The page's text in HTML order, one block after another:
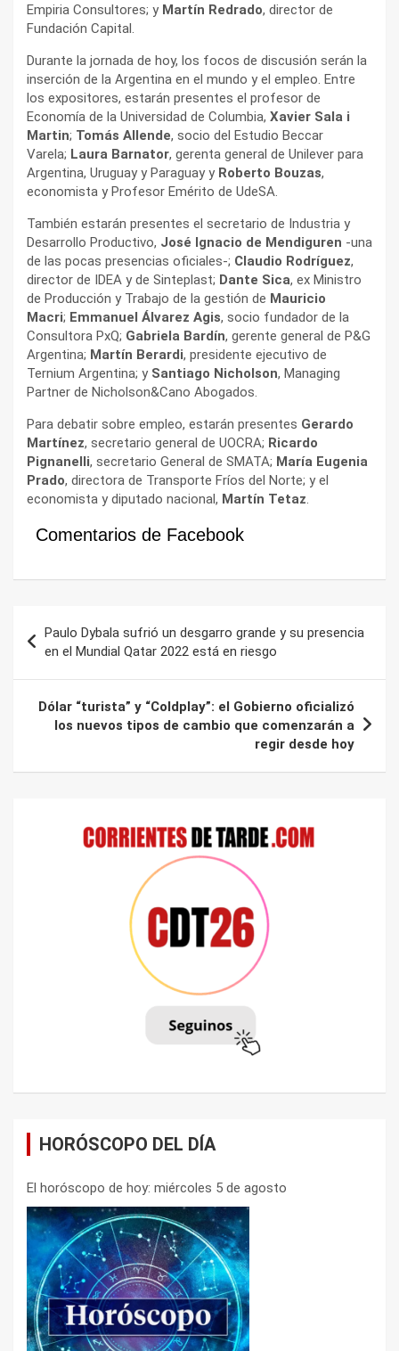
Empiria Consultores; y Martín Redrado, director de
Fundación Capital.
Durante la jornada de hoy, los focos de discusión serán la
inserción de la Argentina en el mundo y el empleo. Entre
los expositores, estarán presentes el profesor de
Economía de la Universidad de Columbia, Xavier Sala i
Martin; Tomás Allende, socio del Estudio Beccar
Varela; Laura Barnator, gerenta general de Unilever para
Argentina, Uruguay y Paraguay y Roberto Bouzas,
economista y Profesor Emérito de UdeSA.
También estarán presentes el secretario de Industria y
Desarrollo Productivo, José Ignacio de Mendiguren -una
de las pocas presencias oficiales-; Claudio Rodríguez,
director de IDEA y de Sinteplast; Dante Sica, ex Ministro
de Producción y Trabajo de la gestión de Mauricio
Macri; Emmanuel Álvarez Agis, socio fundador de la
Consultora PxQ; Gabriela Bardín, gerente general de P&G
Argentina; Martín Berardi, presidente ejecutivo de
Ternium Argentina; y Santiago Nicholson, Managing
Partner de Nicholson&Cano Abogados.
Para debatir sobre empleo, estarán presentes Gerardo
Martínez, secretario general de UOCRA; Ricardo
Pignanelli, secretario General de SMATA; María Eugenia
Prado, directora de Transporte Fríos del Norte; y el
economista y diputado nacional, Martín Tetaz.
Comentarios de Facebook
de
entradas
Paulo Dybala sufrió un desgarro grande y su presencia
en el Mundial Qatar 2022 está en riesgo
Dólar “turista” y “Coldplay”: el Gobierno oficializó
los nuevos tipos de cambio que comenzarán a
regir desde hoy
HORÓSCOPO DEL DÍA
El horóscopo de hoy: miércoles 5 de agosto